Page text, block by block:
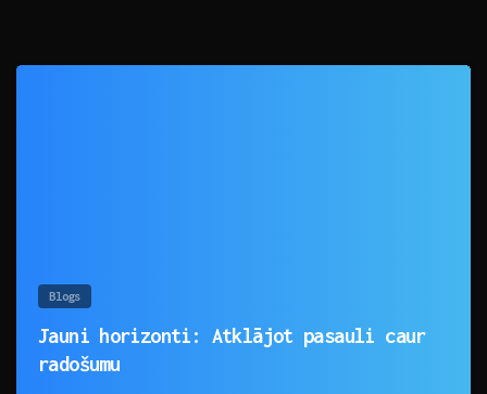
Blogs
Jauni horizonti: Atklājot pasauli caur
radošumu